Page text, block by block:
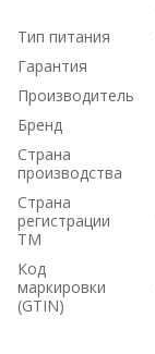
Тип питания
Гарантия
Производитель
Бренд
Страна
производства
Страна
регистрации
ТМ
Код
маркировки
(GTIN)